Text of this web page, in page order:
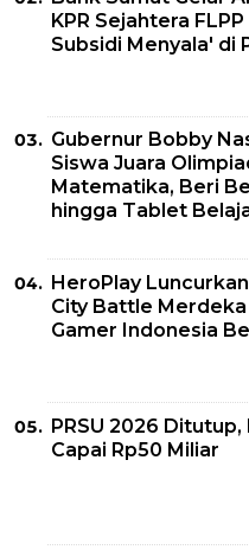
KPR Sejahtera
Subsidi Menyala' di
Gubernur Bobby
Siswa Juara
Matematika, Beri
hingga Tablet
HeroPlay
City Battle
Gamer Indonesia
PRSU 2026 Ditutup,
Capai Rp50 Miliar